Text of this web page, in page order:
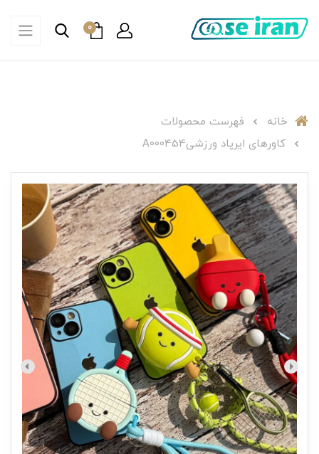
0
خانه
فهرست محصولات
کاورهای ایرپاد ورزشیA000454